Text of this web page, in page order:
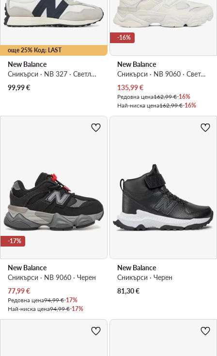
още 25% Код: LAST
New Balance
Сникърси · NB 327 · Светлосив
99,99€
-16%
New Balance
Сникърси · NB 9060 · Светлобежов
Актуална цена
135,99€
Редовна цена162,99 €-16%
Най-ниска цена162,99 €-16%
-17%
New Balance
Сникърси · NB 9060 · Черен
Актуална цена
77,99€
Редовна цена94,99 €-17%
Най-ниска цена94,99 €-17%
New Balance
Сникърси · Черен
81,30€